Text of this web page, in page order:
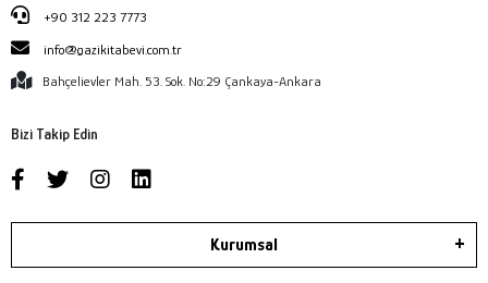
+90 312 223 7773
info@gazikitabevi.com.tr
Bahçelievler Mah. 53. Sok. No:29 Çankaya-Ankara
Bizi Takip Edin
Kurumsal